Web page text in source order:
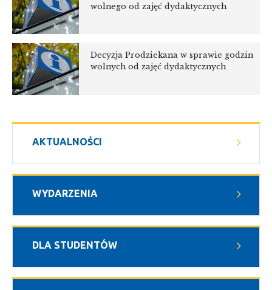
AKTUALNOŚCI
WYDARZENIA
DLA STUDENTÓW
wolnego od zajęć dydaktycznych
Decyzja Prodziekana w sprawie godzin
wolnych od zajęć dydaktycznych